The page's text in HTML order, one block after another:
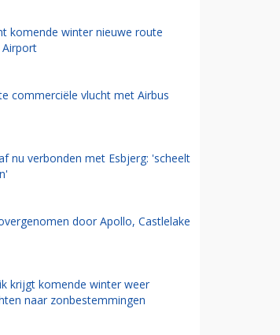
komende winter nieuwe route
Airport
commerciële vlucht met Airbus
nu verbonden met Esbjerg: 'scheelt
door Apollo, Castlelake
krijgt komende winter weer
naar zonbestemmingen